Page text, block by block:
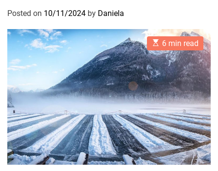
Posted on 10/11/2024 by Daniela
E
s
t
i
m
a
t
e
d
r
e
a
d
t
i
m
e
6 min read